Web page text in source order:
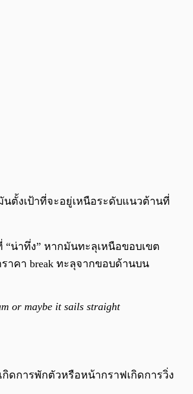
นตั้งเป้าที่จะอยู่เหนือระดับแนวต้านที่
“น่าทึ่ง” หากมันทะลุเหนือขอบเขต
าคา break ทะลุจากขอบด้านบน
or maybe it sails straight
เกิดการพักตัวหรือหน้ากราฟเกิดการวิ่ง